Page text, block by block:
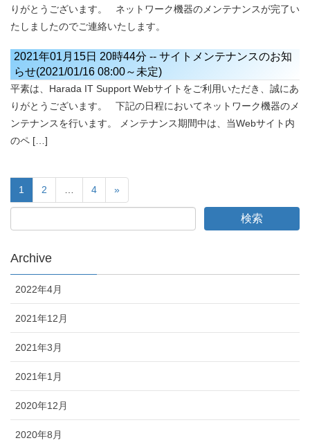
りがとうございます。 ネットワーク機器のメンテナンスが完了い
たしましたのでご連絡いたします。
2021年01月15日 20時44分 -- サイトメンテナンスのお知
らせ(2021/01/16 08:00～未定)
平素は、Harada IT Support Webサイトをご利用いただき、誠にあ
りがとうございます。 下記の日程においてネットワーク機器のメ
ンテナンスを行います。 メンテナンス期間中は、当Webサイト内
のペ […]
1 2 4 »
Archive
2022年4月
2021年12月
2021年3月
2021年1月
2020年12月
2020年8月